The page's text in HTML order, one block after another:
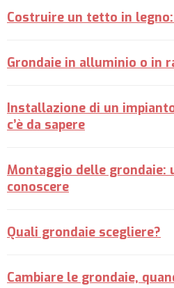
Costruire un tetto in
Grondaie in alluminio o in
Installazione di un
c’è da sapere
Montaggio delle grondaie:
conoscere
Quali grondaie scegliere?
Cambiare le grondaie,